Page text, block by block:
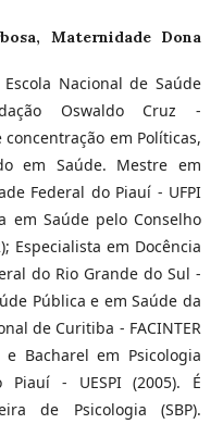
Maternidade Dona
Nacional de Saúde
Oswaldo Cruz -
concentração em Políticas,
em Saúde. Mestre em
Federal do Piauí - UFPI
em Saúde pelo Conselho
Especialista em Docência
do Rio Grande do Sul -
Pública e em Saúde da
de Curitiba - FACINTER
e Bacharel em Psicologia
Piauí - UESPI (2005). É
de Psicologia (SBP).